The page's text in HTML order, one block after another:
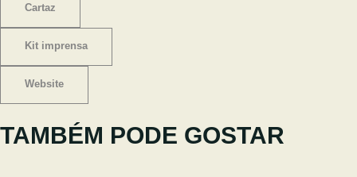
Cartaz
Kit imprensa
Website
TAMBÉM PODE GOSTAR